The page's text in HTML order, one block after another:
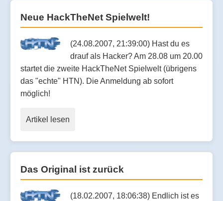
Neue HackTheNet Spielwelt!
(24.08.2007, 21:39:00) Hast du es
drauf als Hacker? Am 28.08 um 20.00
startet die zweite HackTheNet Spielwelt (übrigens
das "echte" HTN). Die Anmeldung ab sofort
möglich!
Artikel lesen
Das Original ist zurück
(18.02.2007, 18:06:38) Endlich ist es